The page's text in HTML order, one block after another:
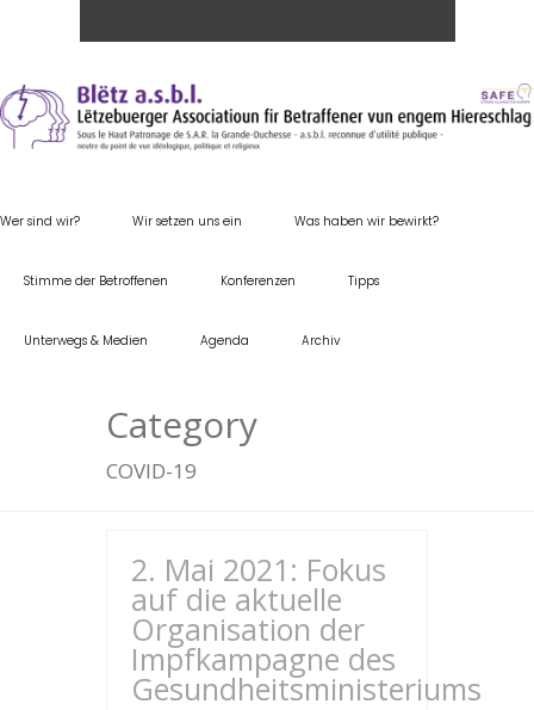
Wer sind wir? Wir setzen uns ein Was haben wir bewirkt?
Stimme der Betroffenen Konferenzen Tipps
Unterwegs & Medien Agenda Archiv
Category
COVID-19
2. Mai 2021: Fokus
auf die aktuelle
Organisation der
Impfkampagne des
Gesundheitsministeriums